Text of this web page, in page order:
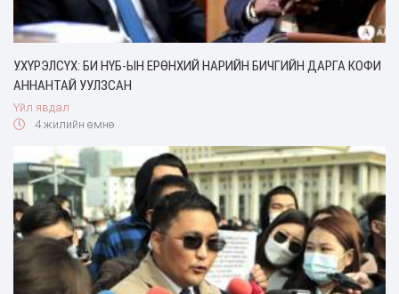
У.ХҮРЭЛСҮХ: БИ НҮБ-ЫН ЕРӨНХИЙ НАРИЙН БИЧГИЙН ДАРГА КОФИ
АННАНТАЙ УУЛЗСАН
Үйл явдал
4 жилийн өмнө